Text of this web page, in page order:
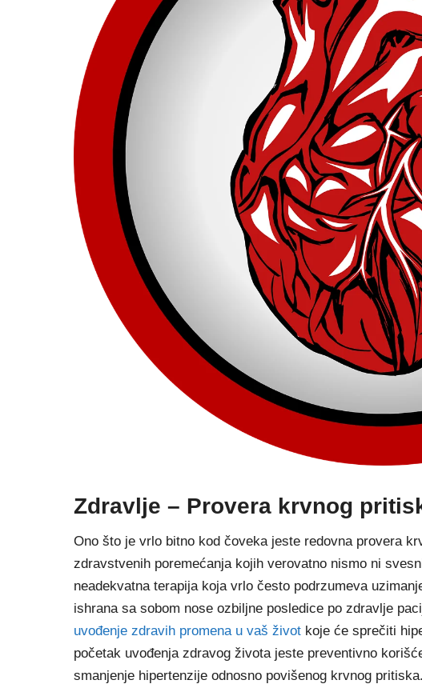
Zdravlje – Provera krvnog
Ono što je vrlo bitno kod čoveka jeste redovna provera
zdravstvenih poremećanja kojih verovatno nismo ni
neadekvatna terapija koja vrlo često podrzumeva
ishrana sa sobom nose ozbiljne posledice po zdravlje
uvođenje zdravih promena u vaš život koje će sprečiti
početak uvođenja zdravog života jeste preventivno
smanjenje hipertenzije odnosno povišenog krvnog pritiska.